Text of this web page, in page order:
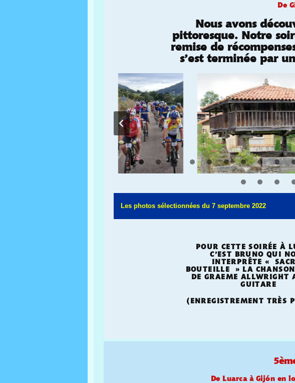
De
Nous avons
pittoresque. Notre
remise de
s’est terminée par
Les photos sélectionnées du 7 septembre 2022
POUR CETTE SOIRÉE À
C’EST BRUNO QUI
INTERPRÊTE «
BOUTEILLE » LA
DE GRAEME ALLWRIGHT
GUITARE
(ENREGISTREMENT TRÈS
De Luarca à Gijón en